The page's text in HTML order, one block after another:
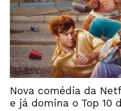
Nova comédia da
e já domina o Top 10